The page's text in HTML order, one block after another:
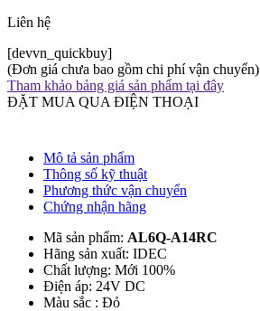
Liên hệ
[devvn_quickbuy]
(Đơn giá chưa bao gồm chi phí vận chuyển)
Tham khảo bảng giá sản phẩm tại đây
ĐẶT MUA QUA ĐIỆN THOẠI
Mô tả sản phẩm
Thông số kỹ thuật
Phương thức vận chuyển
Chứng nhận hãng
Mã sản phẩm: AL6Q-A14RC
Hãng sản xuất: IDEC
Chất lượng: Mới 100%
Điện áp: 24V DC
Màu sắc : Đỏ